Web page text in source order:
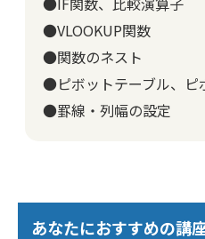
●VLOOKUP関数
●関数のネスト
●ピボットテーブル、ピ
●罫線・列幅の設定
あなたにおすすめの講